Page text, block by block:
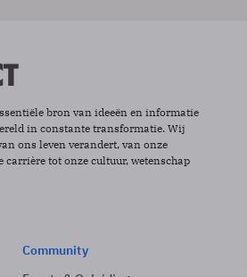
bron van ideeën en informatie
in constante transformatie. Wij
ons leven verandert, van onze
tot onze cultuur, wetenschap
Community